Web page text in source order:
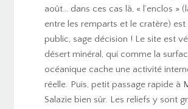
août… dans ces cas là, « l’enclos »
entre les remparts et le cratère) est
public, sage décision ! Le site est
désert minéral, qui comme la
océanique cache une activité
réelle. Puis, petit passage rapide à
Salazie bien sûr. Les reliefs y sont